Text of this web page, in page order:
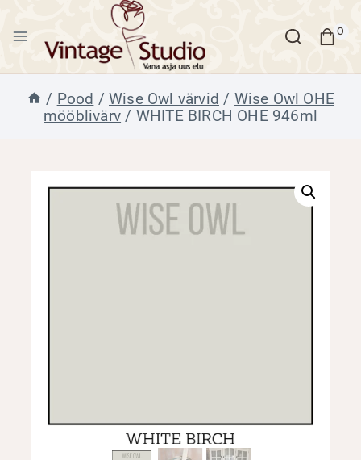
content
0
/ Pood / Wise Owl värvid / Wise Owl OHE
mööblivärv / WHITE BIRCH OHE 946ml